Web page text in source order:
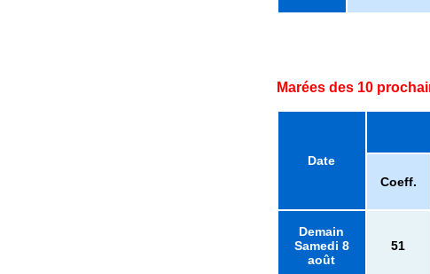
Marées des 10
Date
Coeff.
Demain
Samedi 8
août
51